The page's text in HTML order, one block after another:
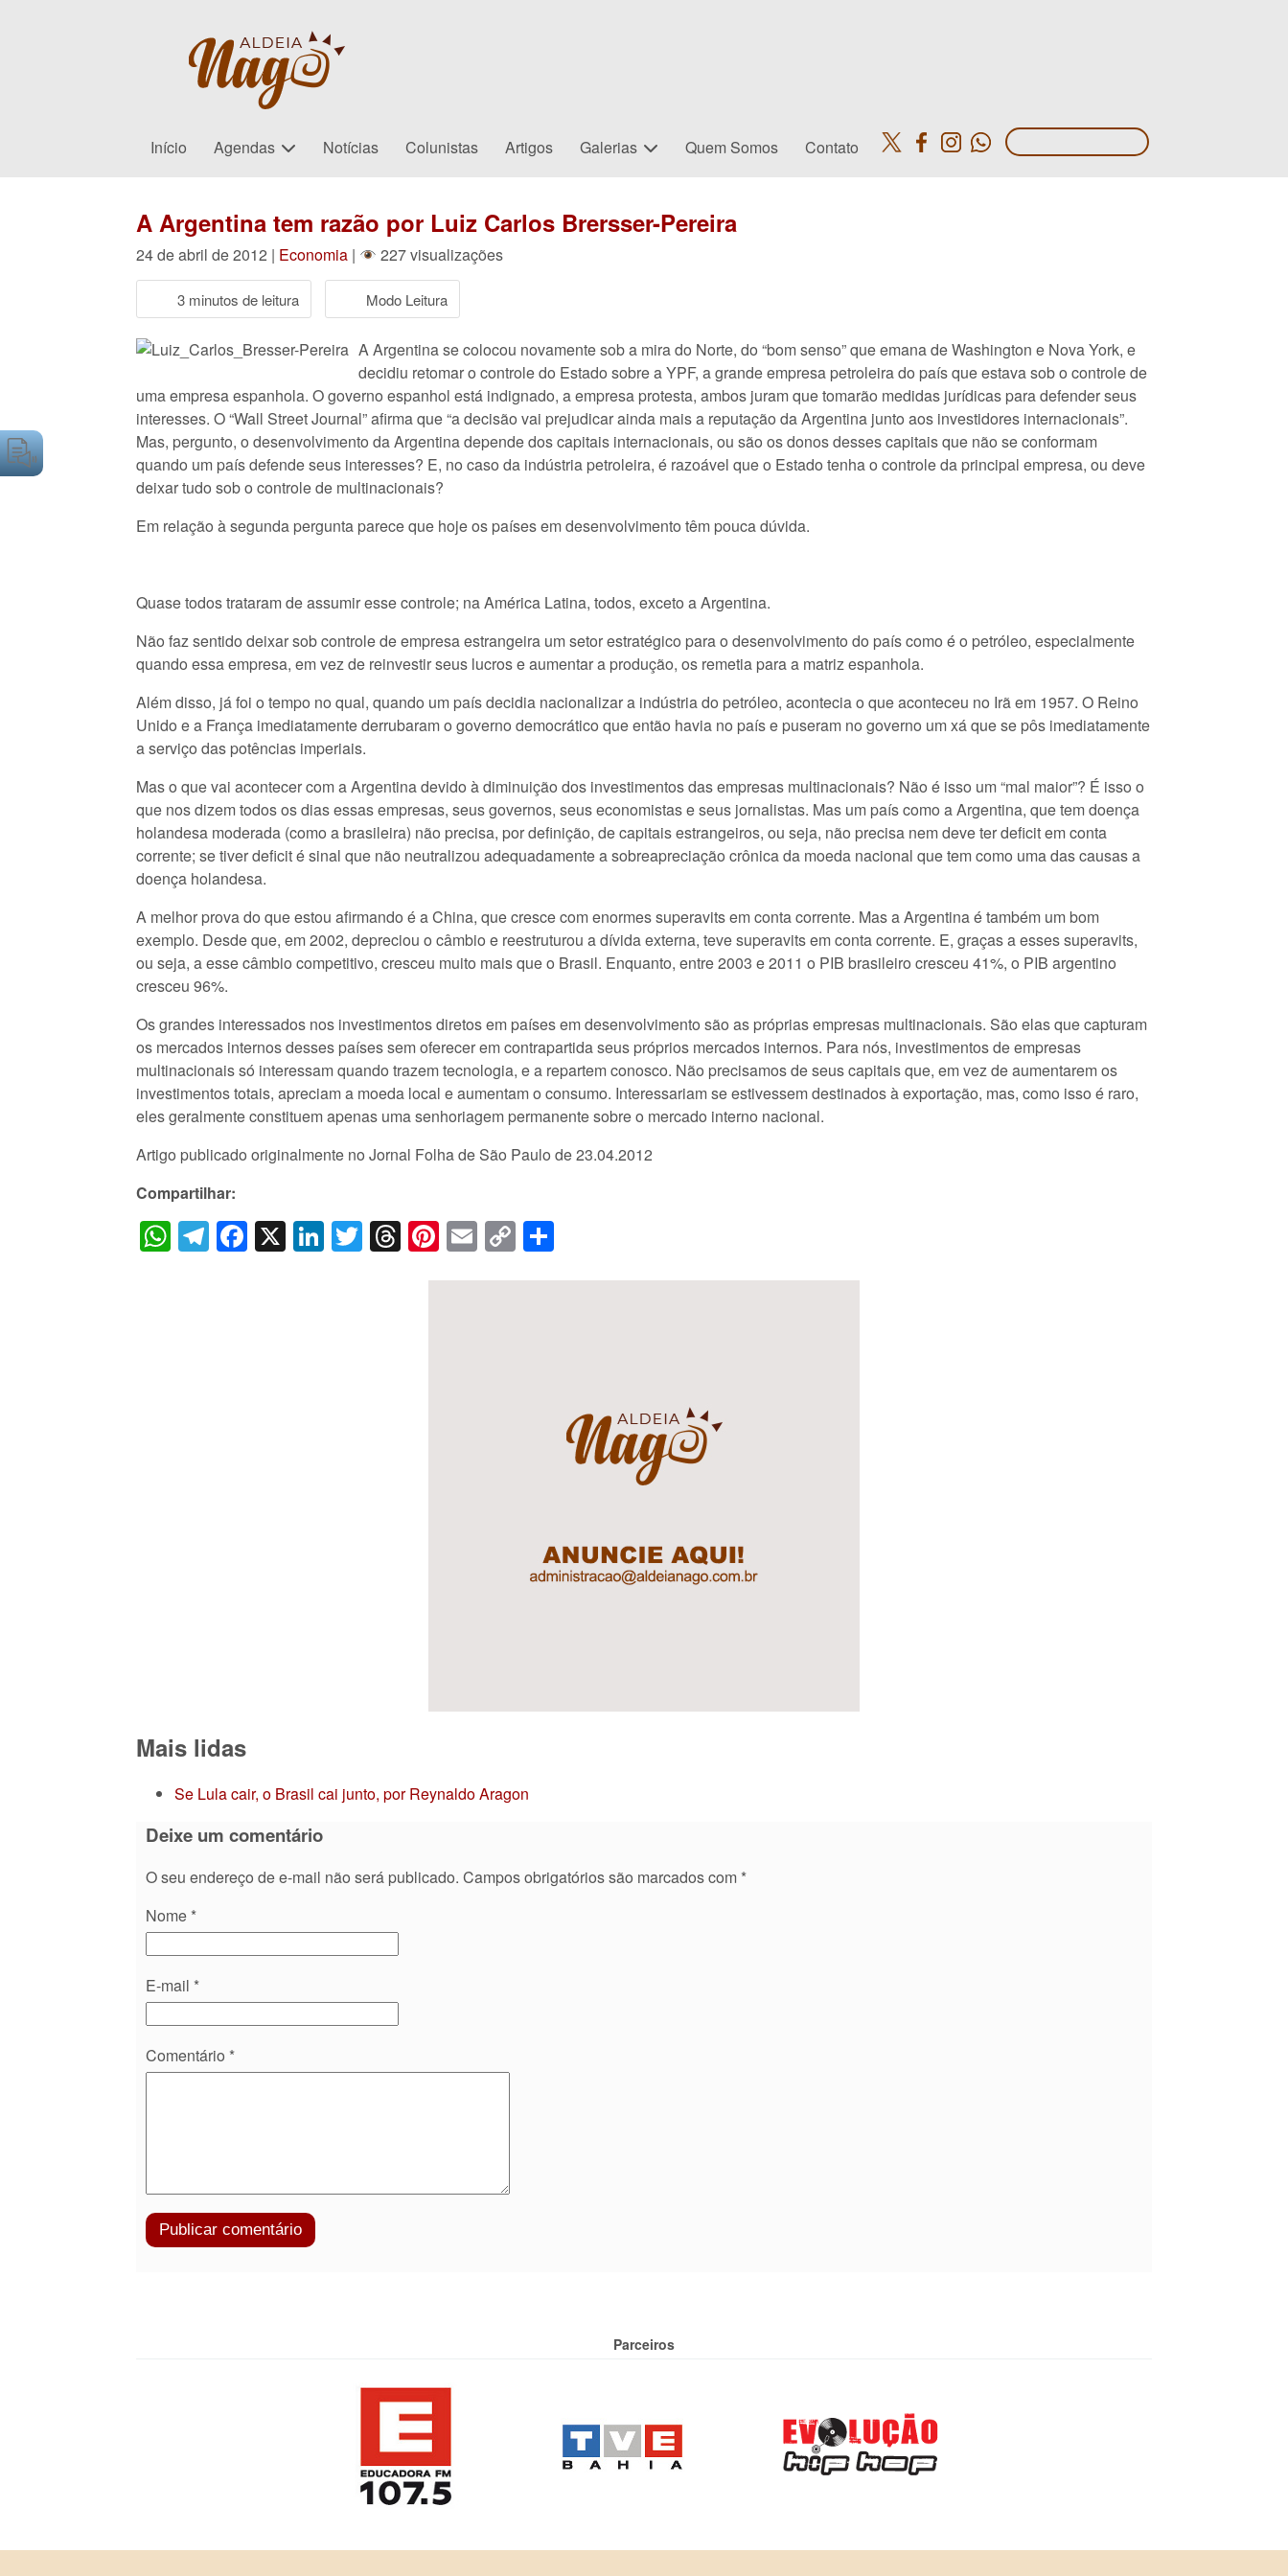
Início Agendas Notícias Colunistas Artigos Galerias Quem Somos Contato
A Argentina tem razão por Luiz Carlos Brersser-Pereira
24 de abril de 2012 | Economia | 227 visualizações
3 minutos de leitura Modo Leitura
A Argentina se colocou novamente sob a mira do Norte, do “bom senso” que emana de Washington e Nova York, e
decidiu retomar o controle do Estado sobre a YPF, a grande empresa petroleira do país que estava sob o controle de
uma empresa espanhola. O governo espanhol está indignado, a empresa protesta, ambos juram que tomarão medidas jurídicas para defender seus
interesses. O “Wall Street Journal” afirma que “a decisão vai prejudicar ainda mais a reputação da Argentina junto aos investidores internacionais”.
Mas, pergunto, o desenvolvimento da Argentina depende dos capitais internacionais, ou são os donos desses capitais que não se conformam
quando um país defende seus interesses? E, no caso da indústria petroleira, é razoável que o Estado tenha o controle da principal empresa, ou deve
deixar tudo sob o controle de multinacionais?
Em relação à segunda pergunta parece que hoje os países em desenvolvimento têm pouca dúvida.
Quase todos trataram de assumir esse controle; na América Latina, todos, exceto a Argentina.
Não faz sentido deixar sob controle de empresa estrangeira um setor estratégico para o desenvolvimento do país como é o petróleo, especialmente
quando essa empresa, em vez de reinvestir seus lucros e aumentar a produção, os remetia para a matriz espanhola.
Além disso, já foi o tempo no qual, quando um país decidia nacionalizar a indústria do petróleo, acontecia o que aconteceu no Irã em 1957. O Reino
Unido e a França imediatamente derrubaram o governo democrático que então havia no país e puseram no governo um xá que se pôs imediatamente
a serviço das potências imperiais.
Mas o que vai acontecer com a Argentina devido à diminuição dos investimentos das empresas multinacionais? Não é isso um “mal maior”? É isso o
que nos dizem todos os dias essas empresas, seus governos, seus economistas e seus jornalistas. Mas um país como a Argentina, que tem doença
holandesa moderada (como a brasileira) não precisa, por definição, de capitais estrangeiros, ou seja, não precisa nem deve ter deficit em conta
corrente; se tiver deficit é sinal que não neutralizou adequadamente a sobreapreciação crônica da moeda nacional que tem como uma das causas a
doença holandesa.
A melhor prova do que estou afirmando é a China, que cresce com enormes superavits em conta corrente. Mas a Argentina é também um bom
exemplo. Desde que, em 2002, depreciou o câmbio e reestruturou a dívida externa, teve superavits em conta corrente. E, graças a esses superavits,
ou seja, a esse câmbio competitivo, cresceu muito mais que o Brasil. Enquanto, entre 2003 e 2011 o PIB brasileiro cresceu 41%, o PIB argentino
cresceu 96%.
Os grandes interessados nos investimentos diretos em países em desenvolvimento são as próprias empresas multinacionais. São elas que capturam
os mercados internos desses países sem oferecer em contrapartida seus próprios mercados internos. Para nós, investimentos de empresas
multinacionais só interessam quando trazem tecnologia, e a repartem conosco. Não precisamos de seus capitais que, em vez de aumentarem os
investimentos totais, apreciam a moeda local e aumentam o consumo. Interessariam se estivessem destinados à exportação, mas, como isso é raro,
eles geralmente constituem apenas uma senhoriagem permanente sobre o mercado interno nacional.
Artigo publicado originalmente no Jornal Folha de São Paulo de 23.04.2012
Compartilhar:
WhatsApp
Telegram
Facebook
X LinkedIn
Twitter
Threads
Pinterest
Email
Copy
Link
Mais lidas
Se Lula cair, o Brasil cai junto, por Reynaldo Aragon
Deixe um comentário
O seu endereço de e-mail não será publicado. Campos obrigatórios são marcados com *
Nome *
E-mail *
Comentário *
Parceiros